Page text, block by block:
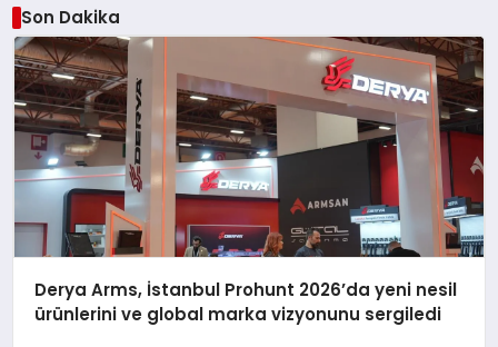
Son Dakika
Derya Arms, İstanbul Prohunt 2026’da yeni nesil
ürünlerini ve global marka vizyonunu sergiledi